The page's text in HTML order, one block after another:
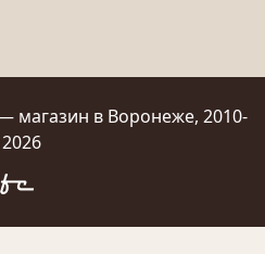
магазин в Воронеже, 2010-
2026